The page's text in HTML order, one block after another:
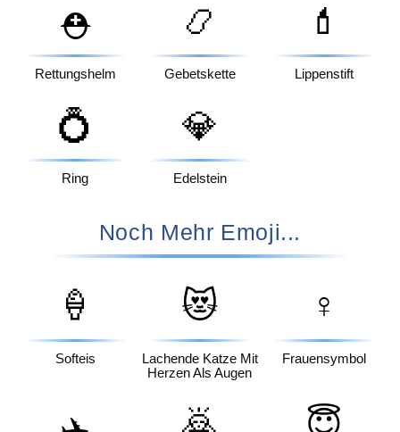
⛑️
Rettungshelm
📿
Gebetskette
💄
Lippenstift
💍
Ring
💎
Edelstein
Noch Mehr Emoji...
🍦
Softeis
😻
Lachende Katze Mit
Herzen Als Augen
♀️
Frauensymbol